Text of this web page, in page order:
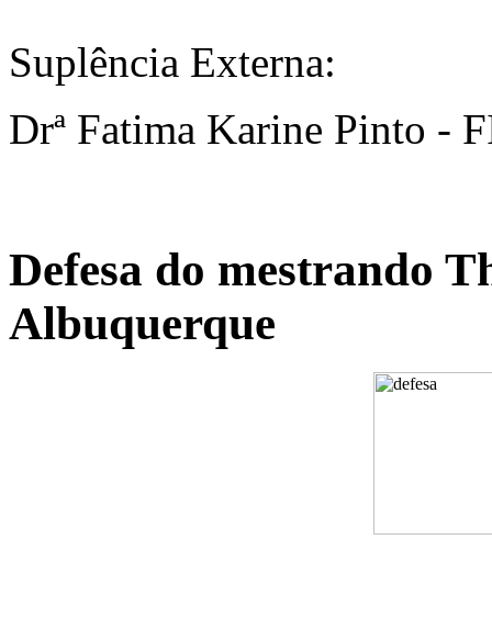
Suplência Externa:
Drª Fatima Karine Pinto -
Defesa do mestrando
Albuquerque